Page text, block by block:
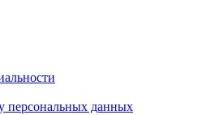
персональных данных